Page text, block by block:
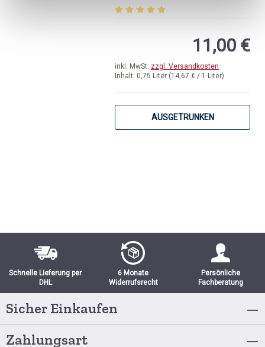
Inhalt: 0,75 Liter (14,67 € / 1 Liter)
inkl. MwSt. zzgl. Versandkosten
11,00 €
AUSGETRUNKEN
Schnelle Lieferung per
DHL
6 Monate
Widerrufsrecht
Persönliche
Fachberatung
Sicher Einkaufen
Zahlungsart